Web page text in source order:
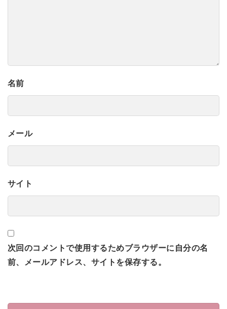
名前
メール
サイト
次回のコメントで使用するためブラウザーに自分の名
前、メールアドレス、サイトを保存する。